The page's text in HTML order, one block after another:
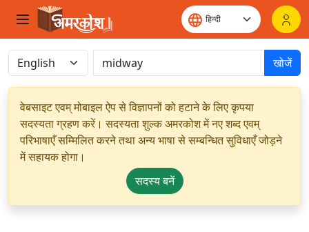
खोजें
वेबसाइट एवम् मोबाइल ऐप से विज्ञापनों को हटाने के लिए कृपया
सदस्यता ग्रहण करें। सदस्यता शुल्क अमरकोश में नए शब्द एवम्
परिभाषाएँ सम्मिलित करने तथा अन्य भाषा से सम्बन्धित सुविधाएँ जोड़ने
में सहायक होगा।
सदस्य बनें